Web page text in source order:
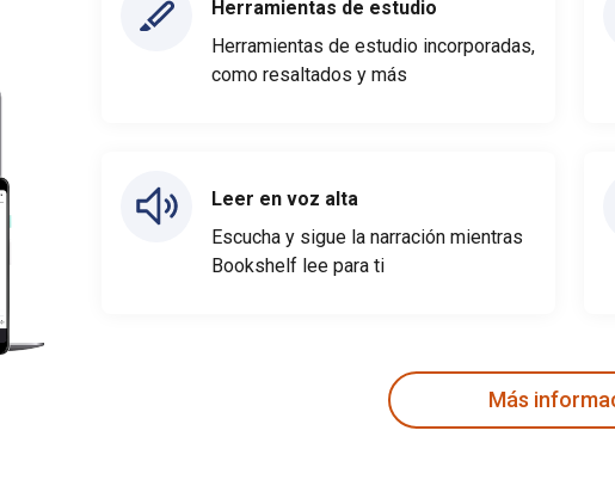
Herramientas de estudio
Herramientas de estudio incorporadas,
como resaltados y más
Leer en voz alta
Escucha y sigue la narración mientras
Bookshelf lee para ti
Más